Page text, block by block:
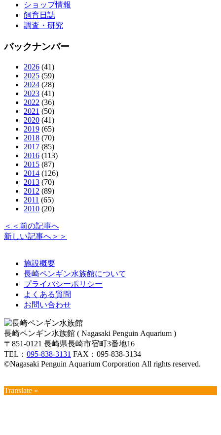
ショップ情報
飼育日誌
調査・研究
バックナンバー
2026 (41)
2025 (59)
2024 (28)
2023 (41)
2022 (36)
2021 (50)
2020 (41)
2019 (65)
2018 (70)
2017 (85)
2016 (113)
2015 (87)
2014 (126)
2013 (70)
2012 (89)
2011 (65)
2010 (20)
＜＜前の記事へ
新しい記事へ＞＞
施設概要
長崎ペンギン水族館について
プライバシーポリシー
よくある質問
お問い合わせ
長崎ペンギン水族館 ( Nagasaki Penguin Aquarium )
〒851-0121 長崎県長崎市宿町3番地16
TEL： 095-838-3131 FAX：095-838-3134
©Nagasaki Penguin Aquarium Corporation All rights reserved.
Translate »